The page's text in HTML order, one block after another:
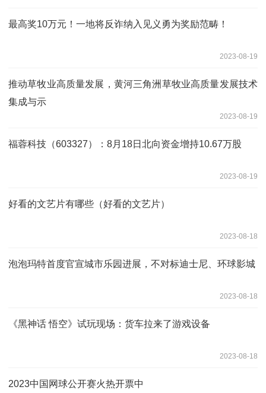
最高奖10万元！一地将反诈纳入见义勇为奖励范畴！
2023-08-19
推动草牧业高质量发展，黄河三角洲草牧业高质量发展技术
集成与示
2023-08-19
福蓉科技（603327）：8月18日北向资金增持10.67万股
2023-08-19
好看的文艺片有哪些（好看的文艺片）
2023-08-18
泡泡玛特首度官宣城市乐园进展，不对标迪士尼、环球影城
2023-08-18
《黑神话 悟空》试玩现场：货车拉来了游戏设备
2023-08-18
2023中国网球公开赛火热开票中